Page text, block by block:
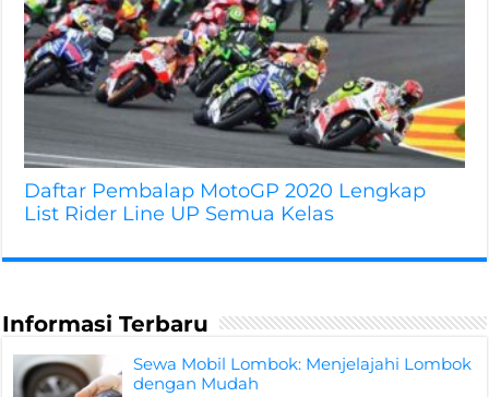
Daftar Pembalap MotoGP 2020 Lengkap
List Rider Line UP Semua Kelas
Informasi Terbaru
Sewa Mobil Lombok: Menjelajahi Lombok
dengan Mudah